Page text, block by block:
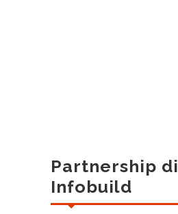
Partnership di
Infobuild